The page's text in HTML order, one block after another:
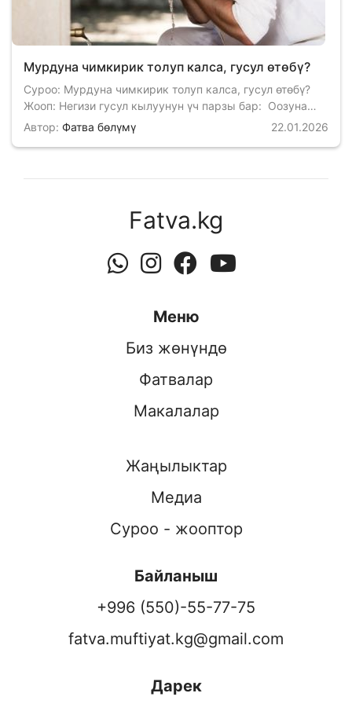
Мурдуна чимкирик толуп калса, гусул өтөбү?
Суроо: Мурдуна чимкирик толуп калса, гусул өтөбү?
Жооп: Негизи гусул кылуунун үч парзы бар: Оозуна
суу алып толук гаргара кылып чайкоо; Мурдуна суу
Автор: Фатва бөлүмү 22.01.2026
Fatva.kg
Меню
Биз жөнүндө
Фатвалар
Макалалар
Жаңылыктар
Медиа
Суроо - жооптор
Байланыш
+996 (550)-55-77-75
fatva.muftiyat.kg@gmail.com
Дарек